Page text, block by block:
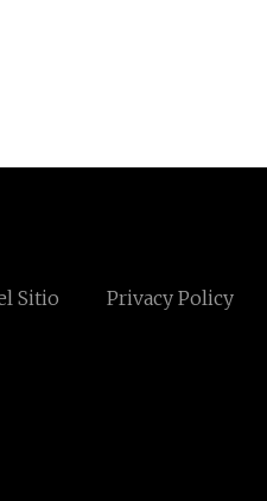
Sitio Privacy Policy